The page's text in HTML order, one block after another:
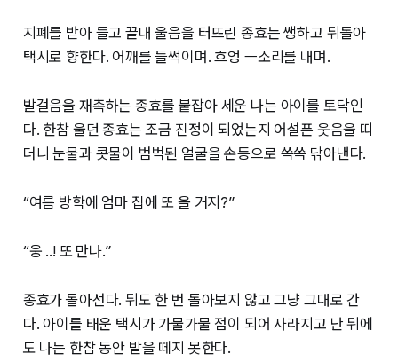
지폐를 받아 들고 끝내 울음을 터뜨린 종효는 쌩하고 뒤돌아
택시로 향한다. 어깨를 들썩이며. 흐엉 ㅡ소리를 내며.
발걸음을 재촉하는 종효를 붙잡아 세운 나는 아이를 토닥인
다. 한참 울던 종효는 조금 진정이 되었는지 어설픈 웃음을 띠
더니 눈물과 콧물이 범벅된 얼굴을 손등으로 쓱쓱 닦아낸다.
“여름 방학에 엄마 집에 또 올 거지?”
“웅 ..! 또 만나.”
종효가 돌아선다. 뒤도 한 번 돌아보지 않고 그냥 그대로 간
다. 아이를 태운 택시가 가물가물 점이 되어 사라지고 난 뒤에
도 나는 한참 동안 발을 떼지 못한다.